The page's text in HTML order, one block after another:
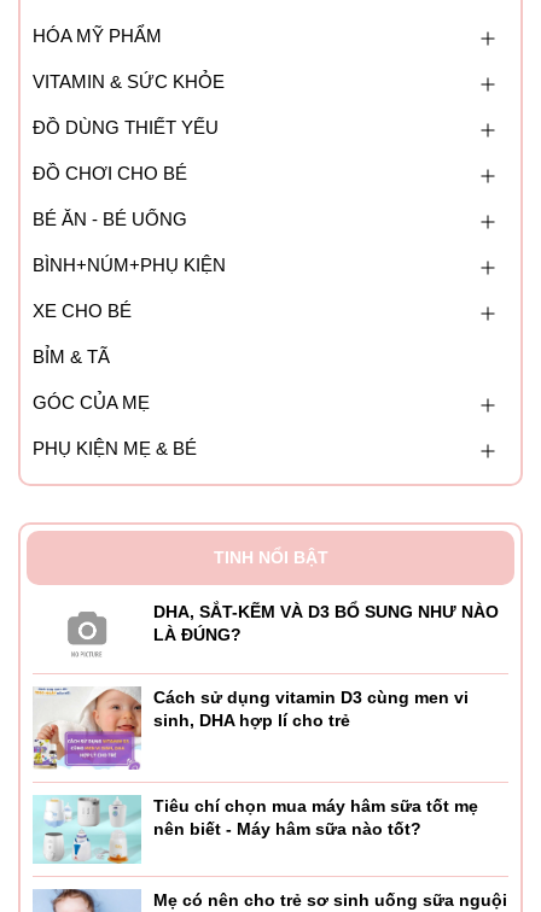
HÓA MỸ PHẨM
VITAMIN & SỨC KHỎE
ĐỒ DÙNG THIẾT YẾU
ĐỒ CHƠI CHO BÉ
BÉ ĂN - BÉ UỐNG
BÌNH+NÚM+PHỤ KIỆN
XE CHO BÉ
BỈM & TÃ
GÓC CỦA MẸ
PHỤ KIỆN MẸ & BÉ
TINH NỔI BẬT
DHA, SẮT-KẼM VÀ D3 BỔ SUNG NHƯ NÀO
LÀ ĐÚNG?
Cách sử dụng vitamin D3 cùng men vi
sinh, DHA hợp lí cho trẻ
Tiêu chí chọn mua máy hâm sữa tốt mẹ
nên biết - Máy hâm sữa nào tốt?
Mẹ có nên cho trẻ sơ sinh uống sữa nguội